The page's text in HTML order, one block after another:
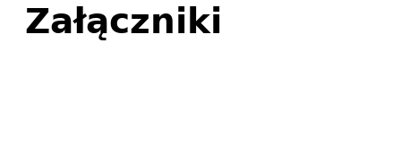
Załączniki